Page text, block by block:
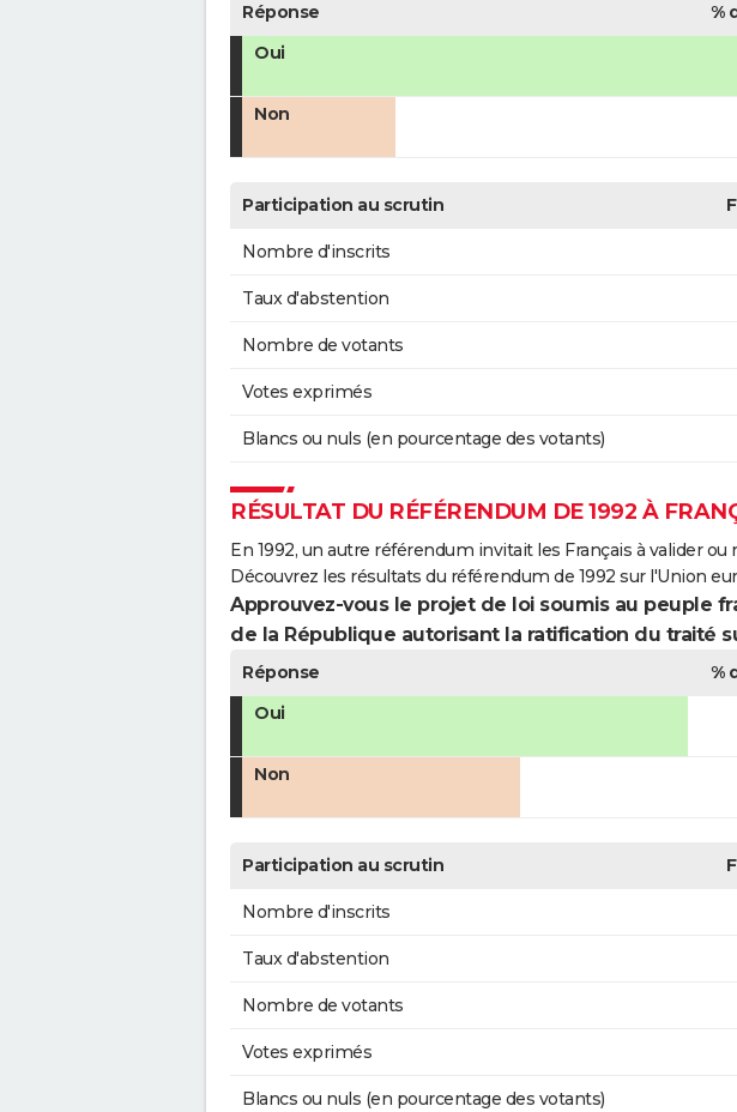
Réponse %
Oui
Non
Participation au scrutin
Nombre d'inscrits
Taux d'abstention
Nombre de votants
Votes exprimés
Blancs ou nuls (en pourcentage des votants)
RÉSULTAT DU RÉFÉRENDUM DE 1992 À
En 1992, un autre référendum invitait les Français à valider
Découvrez les résultats du référendum de 1992 sur l'Union
Approuvez-vous le projet de loi soumis au peuple
de la République autorisant la ratification du traité
Réponse %
Oui
Non
Participation au scrutin
Nombre d'inscrits
Taux d'abstention
Nombre de votants
Votes exprimés
Blancs ou nuls (en pourcentage des votants)